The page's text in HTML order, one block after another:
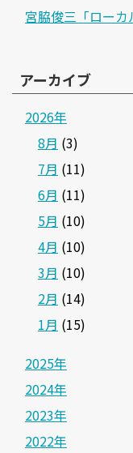
宮脇俊三「ロー
アーカイブ
2026年
8月 (3)
7月 (11)
6月 (11)
5月 (10)
4月 (10)
3月 (10)
2月 (14)
1月 (15)
2025年
2024年
2023年
2022年